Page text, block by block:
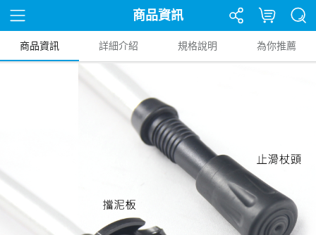
商品資訊
商品資訊 詳細介紹 規格說明 為你推薦